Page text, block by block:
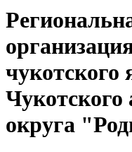
чукотского
Чукотского
округа